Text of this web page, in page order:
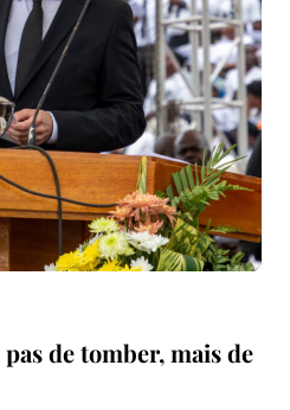
de tomber, mais de